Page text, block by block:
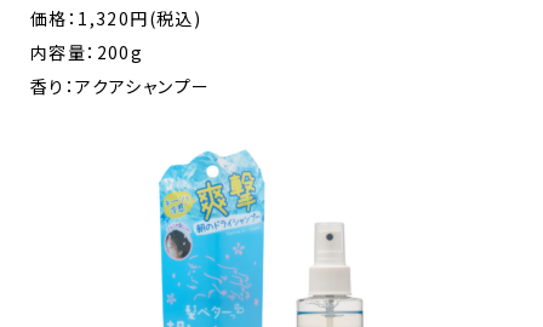
価格：1,320円(税込)
内容量：200g
香り：アクアシャンプー